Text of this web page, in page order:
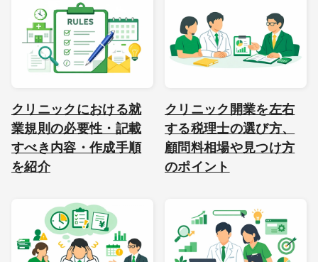
クリニックにおける就
業規則の必要性・記載
すべき内容・作成手順
を紹介
クリニック開業を左右
する税理士の選び方、
顧問料相場や見つけ方
のポイント